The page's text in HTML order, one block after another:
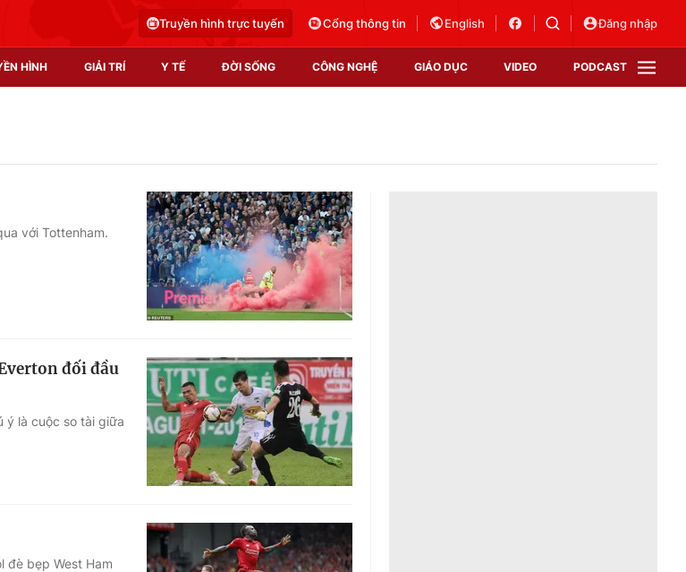
Truyền hình trực tuyến Cổng thông tin English Đăng nhập
HÌNH GIẢI TRÍ Y TẾ ĐỜI SỐNG CÔNG NGHỆ GIÁO DỤC VIDEO PODCAST
Video
Shorts video
Podcast
EMagazine
Photo
Infographic
Góc ảnh
tuyến
Công nghệ
Hitech Công nghệ tương lai
Sản phẩm
VTV Sức khoẻ
với Tottenham.
đối đầu
ý là cuộc so tài giữa
đè bẹp West Ham